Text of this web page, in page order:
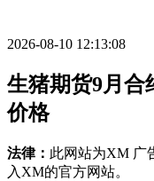
2026-08-10 12:13:08
生猪期货9月合
价格
法律： 此网站为XM 广
入XM的官方网站。